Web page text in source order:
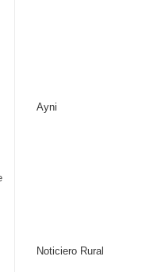
Ayni
Noticiero Rural